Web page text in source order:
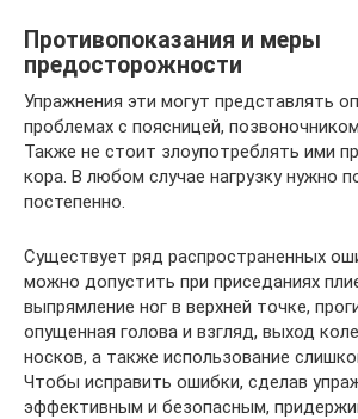
Противопоказания и меры
предосторожности
Упражнения эти могут представлять
проблемах с поясницей,
Также не стоит злоупотреблять ими
кора. В любом случае нагрузку нужно
постепенно.
Существует ряд распространенных
можно допустить при приседаниях
выпрямление ног в верхней точке,
опущенная голова и взгляд, выход
носков, а также использование
Чтобы исправить ошибки, сделав
эффективным и безопасным,